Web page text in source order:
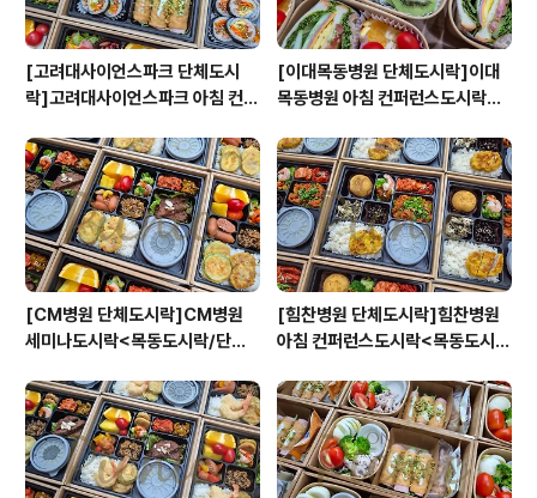
[고려대사이언스파크 단체도시
락]고려대사이언스파크 아침 컨퍼
시락/도시락케이터링:원스피크닉
>
[이대목동병원 단체도시락]이대
목동병원 아침 컨퍼런스도시락<
이터링:원스피크닉>
[CM병원 단체도시락]CM병원
세미나도시락<목동도시락/단체
닉>
[힘찬병원 단체도시락]힘찬병원
아침 컨퍼런스도시락<목동도시
원스피크닉>